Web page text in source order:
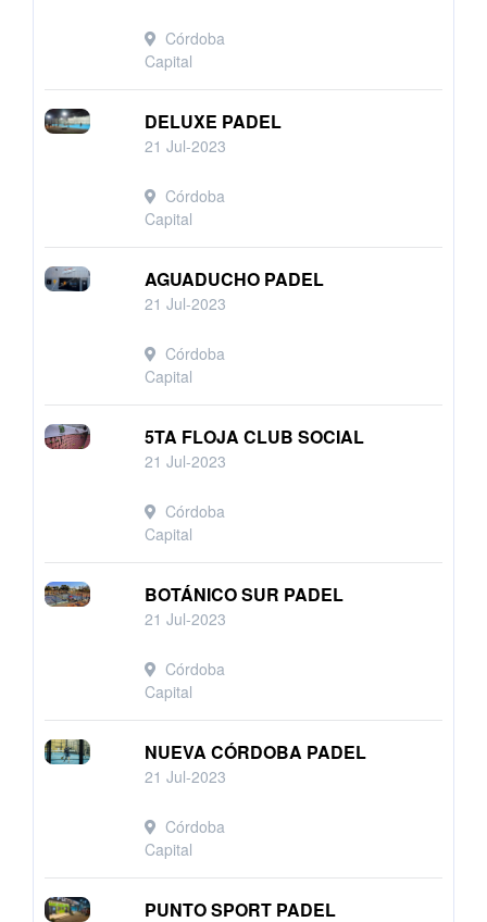
Córdoba
Capital
DELUXE PADEL
21 Jul-2023
Córdoba
Capital
AGUADUCHO PADEL
21 Jul-2023
Córdoba
Capital
5TA FLOJA CLUB SOCIAL
21 Jul-2023
Córdoba
Capital
BOTÁNICO SUR PADEL
21 Jul-2023
Córdoba
Capital
NUEVA CÓRDOBA PADEL
21 Jul-2023
Córdoba
Capital
PUNTO SPORT PADEL